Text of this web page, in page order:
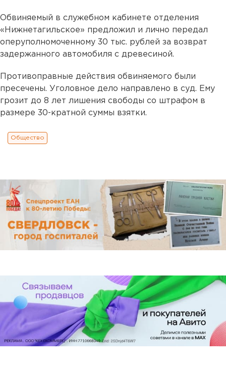
Обвиняемый в служебном кабинете отделения
«Нижнетагильское» предложил и лично передал
оперуполномоченному 30 тыс. рублей за возврат
задержанного автомобиля с древесиной.
Противоправные действия обвиняемого были
пресечены. Уголовное дело направлено в суд. Ему
грозит до 8 лет лишения свободы со штрафом в
размере 30-кратной суммы взятки.
Общество